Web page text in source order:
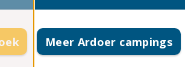
Meer Ardoer campings